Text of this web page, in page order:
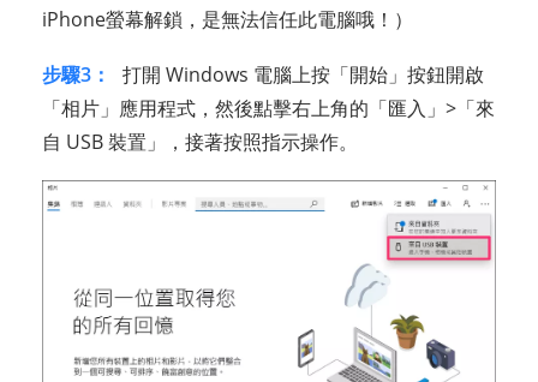
iPhone螢幕解鎖，是無法信任此電腦哦！）
步驟3：
打開 Windows 電腦上按「開始」按鈕開啟
「相片」應用程式，然後點擊右上角的「匯入」>「來
自 USB 裝置」，接著按照指示操作。